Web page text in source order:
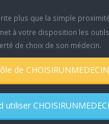
plus que la simple
à votre disposition les
de choix de son médecin.
Le rôle de
Quand utiliser